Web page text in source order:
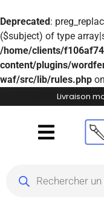
Deprecated:
($subject) of type
/home/clients/
content/plugins/
waf/src/lib/rules.php
Livraison